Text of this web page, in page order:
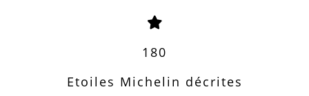
180
Etoiles Michelin décrites